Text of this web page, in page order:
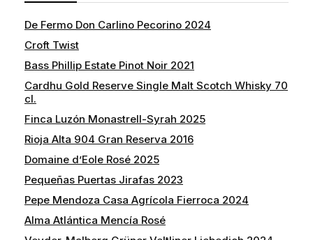
De Fermo Don Carlino Pecorino 2024
Croft Twist
Bass Phillip Estate Pinot Noir 2021
Cardhu Gold Reserve Single Malt Scotch Whisky 70
cl.
Finca Luzón Monastrell-Syrah 2025
Rioja Alta 904 Gran Reserva 2016
Domaine d’Eole Rosé 2025
Pequeñas Puertas Jirafas 2023
Pepe Mendoza Casa Agrícola Fierroca 2024
Alma Atlántica Mencía Rosé